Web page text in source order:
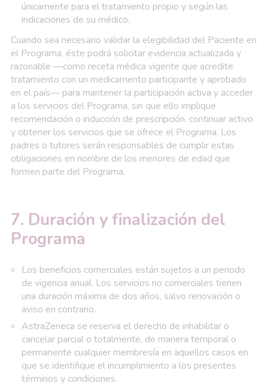
únicamente para el tratamiento propio y según las
indicaciones de su médico.
Cuando sea necesario validar la elegibilidad del Paciente en
el Programa, éste podrá solicitar evidencia actualizada y
razonable —como receta médica vigente que acredite
tratamiento con un medicamento participante y aprobado
en el país— para mantener la participación activa y acceder
a los servicios del Programa, sin que ello implique
recomendación o inducción de prescripción. continuar activo
y obtener los servicios que se ofrece el Programa. Los
padres o tutores serán responsables de cumplir estas
obligaciones en nombre de los menores de edad que
formen parte del Programa.
7. Duración y finalización del
Programa
Los beneficios comerciales están sujetos a un periodo
de vigencia anual. Los servicios no comerciales tienen
una duración máxima de dos años, salvo renovación o
aviso en contrario.
AstraZeneca se reserva el derecho de inhabilitar o
cancelar parcial o totalmente, de manera temporal o
permanente cualquier membresía en aquellos casos en
que se identifique el incumplimiento a los presentes
términos y condiciones.